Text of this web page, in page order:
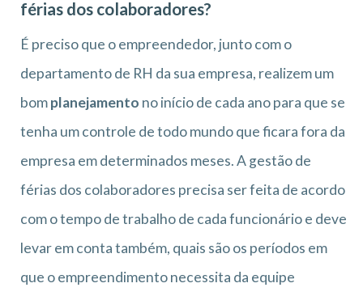
férias dos colaboradores?
É preciso que o empreendedor, junto com o
departamento de RH da sua empresa, realizem um
bomplanejamento no início de cada ano para que se
tenha um controle de todo mundo que ficara fora da
empresa em determinados meses. A gestão de
férias dos colaboradores precisa ser feita de acordo
com o tempo de trabalho de cada funcionário e deve
levar em conta também, quais são os períodos em
que o empreendimento necessita da equipe